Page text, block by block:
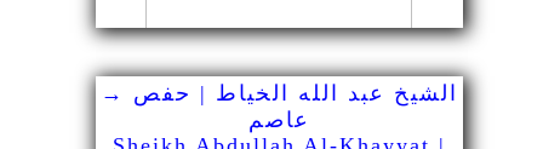
الشيخ عبد الله الخياط | حفص →
عاصم